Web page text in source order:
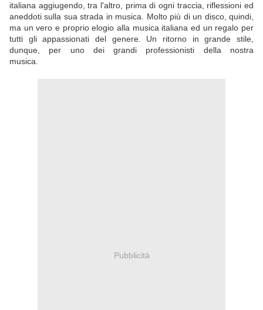
italiana aggiugendo, tra l'altro, prima di ogni traccia, riflessioni ed
aneddoti sulla sua strada in musica. Molto più di un disco, quindi,
ma un vero e proprio elogio alla musica italiana ed un regalo per
tutti gli appassionati del genere. Un ritorno in grande stile,
dunque, per uno dei grandi professionisti della nostra
musica.
Pubblicità